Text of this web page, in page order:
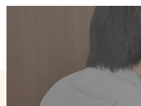
資格・認定
病院実習について
トレーシングレポート